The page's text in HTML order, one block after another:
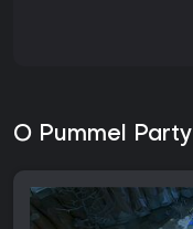
O Pummel Party